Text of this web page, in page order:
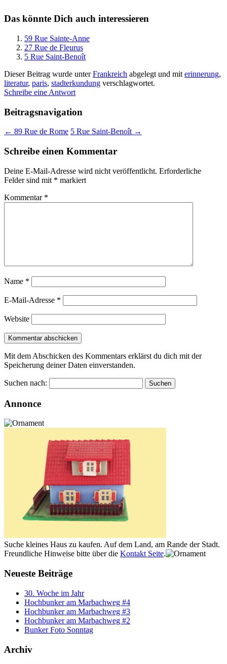
Das könnte Dich auch interessieren
59 Rue Sainte-Anne
27 Rue de Fleurus
5 Rue Saint-Benoît
Dieser Beitrag wurde unterFrankreich abgelegt und mit erinnerung,
literatur, paris, stadterkundung verschlagwortet.
Schreibe eine Antwort
Beitragsnavigation
← 89 Rue de Rome 5 Rue Saint-Benoît →
Schreibe einen Kommentar
Deine E-Mail-Adresse wird nicht veröffentlicht. Erforderliche
Felder sind mit * markiert
Kommentar *
Name *
E-Mail-Adresse *
Website
Mit dem Abschicken des Kommentars erklärst du dich mit der
Speicherung deiner Daten einverstanden.
Suchen nach:
Annonce
Suche kleines Haus zu kaufen. Auf dem Land, am Rande der Stadt.
Freundliche Hinweise bitte über die Kontakt Seite.
Neueste Beiträge
30. Woche im Jahr
Hochbunker am Marbachweg #4
Hochbunker am Marbachweg #3
Hochbunker am Marbachweg #2
Bunker Foto Sonntag
Archiv